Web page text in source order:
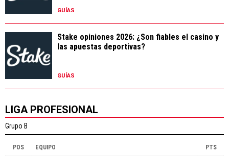
GUÍAS
Stake opiniones 2026: ¿Son fiables el casino y
las apuestas deportivas?
GUÍAS
LIGA PROFESIONAL